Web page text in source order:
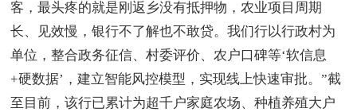
客，最头疼的就是刚返乡没有抵押物，农业项目周期
长、见效慢，银行不了解也不敢贷。我们行以行政村为
单位，整合政务征信、村委评价、农户口碑等‘软信息
+硬数据’，建立智能风控模型，实现线上快速审批。”截
至目前，该行已累计为超千户家庭农场、种植养殖大户